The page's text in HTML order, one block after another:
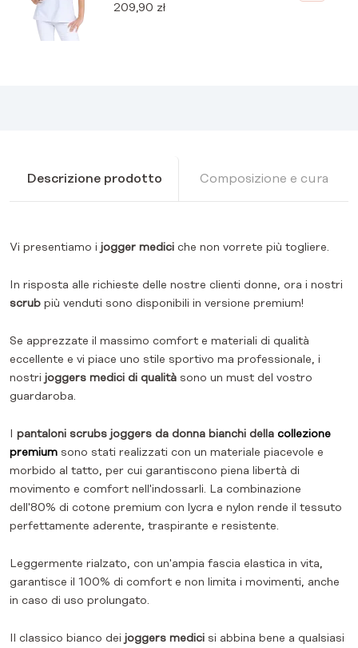
209,90 zł
Descrizione prodotto Composizione e cura
Vi presentiamo i jogger medici che non vorrete più togliere.
In risposta alle richieste delle nostre clienti donne, ora i nostri
scrub più venduti sono disponibili in versione premium!
Se apprezzate il massimo comfort e materiali di qualità
eccellente e vi piace uno stile sportivo ma professionale, i
nostri joggers medici di qualità sono un must del vostro
guardaroba.
pantaloni scrubs joggers da donna bianchi della collezione
premium sono stati realizzati con un materiale piacevole e
morbido al tatto, per cui garantiscono piena libertà di
movimento e comfort nell'indossarli. La combinazione
dell'80% di cotone premium con lycra e nylon rende il tessuto
perfettamente aderente, traspirante e resistente.
Leggermente rialzato, con un'ampia fascia elastica in vita,
garantisce il 100% di comfort e non limita i movimenti, anche
in caso di uso prolungato.
Il classico bianco dei joggers medici si abbina bene a qualsiasi